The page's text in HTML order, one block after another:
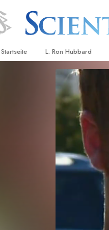
Startseite L. Ron Hubbard